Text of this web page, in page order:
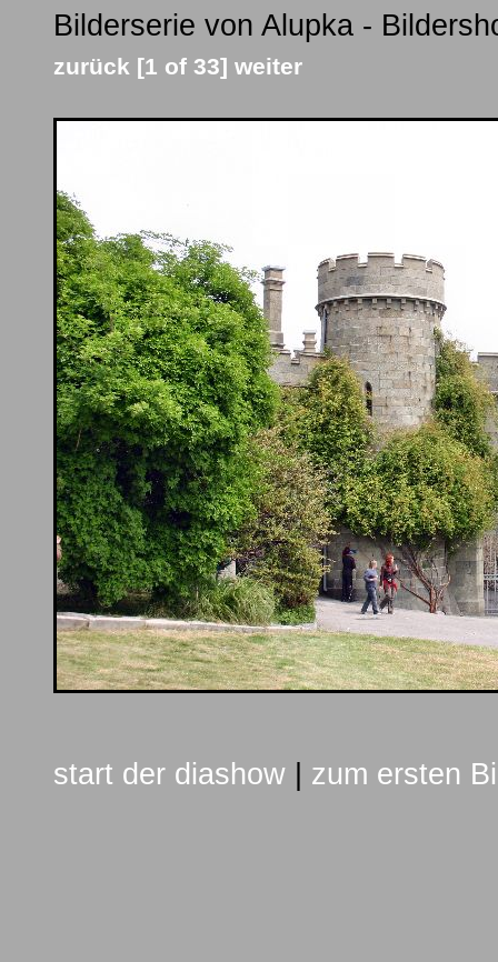
Bilderserie von Alupka -
zurück [1 of 33] weiter
start der diashow zum ersten